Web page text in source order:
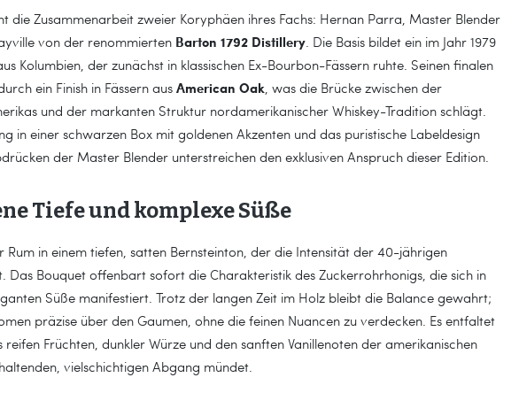
die Zusammenarbeit zweier Koryphäen ihres Fachs: Hernan Parra, Master Blender
von der renommierten Barton 1792 Distillery. Die Basis bildet ein im Jahr 1979
Kolumbien, der zunächst in klassischen Ex-Bourbon-Fässern ruhte. Seinen finalen
ein Finish in Fässern aus American Oak, was die Brücke zwischen der
und der markanten Struktur nordamerikanischer Whiskey-Tradition schlägt.
in einer schwarzen Box mit goldenen Akzenten und das puristische Labeldesign
der Master Blender unterstreichen den exklusiven Anspruch dieser Edition.
Tiefe und komplexe Süße
Rum in einem tiefen, satten Bernsteinton, der die Intensität der 40-jährigen
Das Bouquet offenbart sofort die Charakteristik des Zuckerrohrhonigs, die sich in
Süße manifestiert. Trotz der langen Zeit im Holz bleibt die Balance gewahrt;
präzise über den Gaumen, ohne die feinen Nuancen zu verdecken. Es entfaltet
reifen Früchten, dunkler Würze und den sanften Vanillenoten der amerikanischen
vielschichtigen Abgang mündet.